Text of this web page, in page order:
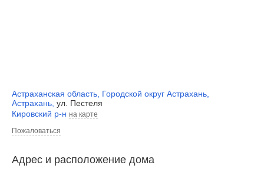
Астраханская область Городской округ Астрахань
Астрахань ул. Пестеля
Кировский р-н на карте
Пожаловаться
Адрес и расположение дома